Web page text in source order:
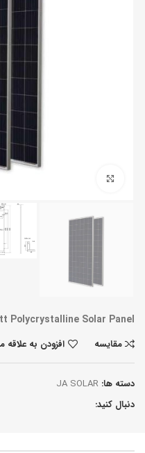
Polycrystalline Solar Panel
مقایسه افزودن به علاقه
دسته ها: JA SOLAR
دنبال کنید: